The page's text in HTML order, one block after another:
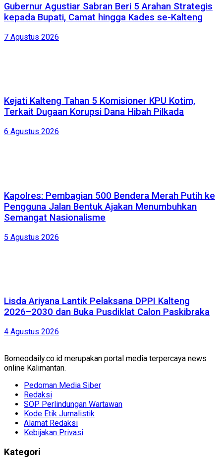
Gubernur Agustiar Sabran Beri 5 Arahan Strategis
kepada Bupati, Camat hingga Kades se-Kalteng
7 Agustus 2026
Kejati Kalteng Tahan 5 Komisioner KPU Kotim,
Terkait Dugaan Korupsi Dana Hibah Pilkada
6 Agustus 2026
Kapolres: Pembagian 500 Bendera Merah Putih ke
Pengguna Jalan Bentuk Ajakan Menumbuhkan
Semangat Nasionalisme
5 Agustus 2026
Lisda Ariyana Lantik Pelaksana DPPI Kalteng
2026–2030 dan Buka Pusdiklat Calon Paskibraka
4 Agustus 2026
Borneodaily.co.id merupakan portal media terpercaya news
online Kalimantan.
Pedoman Media Siber
Redaksi
SOP Perlindungan Wartawan
Kode Etik Jurnalistik
Alamat Redaksi
Kebijakan Privasi
Kategori